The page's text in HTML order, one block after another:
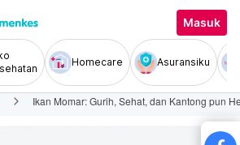
Masuk
Homecare Asuransiku
Ikan Momar: Gurih, Sehat, dan Kantong pun